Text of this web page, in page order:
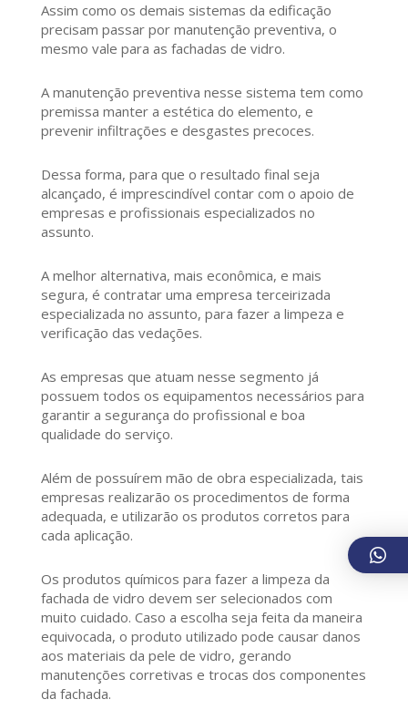
Assim como os demais sistemas da edificação
precisam passar por manutenção preventiva, o
mesmo vale para as fachadas de vidro.
A manutenção preventiva nesse sistema tem como
premissa manter a estética do elemento, e
prevenir infiltrações e desgastes precoces.
Dessa forma, para que o resultado final seja
alcançado, é imprescindível contar com o apoio de
empresas e profissionais especializados no
assunto.
A melhor alternativa, mais econômica, e mais
segura, é contratar uma empresa terceirizada
especializada no assunto, para fazer a limpeza e
verificação das vedações.
As empresas que atuam nesse segmento já
possuem todos os equipamentos necessários para
garantir a segurança do profissional e boa
qualidade do serviço.
Além de possuírem mão de obra especializada, tais
empresas realizarão os procedimentos de forma
adequada, e utilizarão os produtos corretos para
cada aplicação.
Os produtos químicos para fazer a limpeza da
fachada de vidro devem ser selecionados com
muito cuidado. Caso a escolha seja feita da maneira
equivocada, o produto utilizado pode causar danos
aos materiais da pele de vidro, gerando
manutenções corretivas e trocas dos componentes
da fachada.